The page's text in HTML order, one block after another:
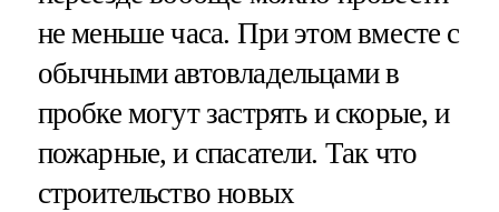
не меньше часа. При этом вместе с
обычными автовладельцами в
пробке могут застрять и скорые, и
пожарные, и спасатели. Так что
строительство новых